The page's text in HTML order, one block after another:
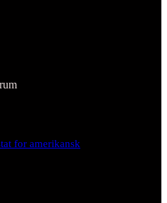
for amerikansk